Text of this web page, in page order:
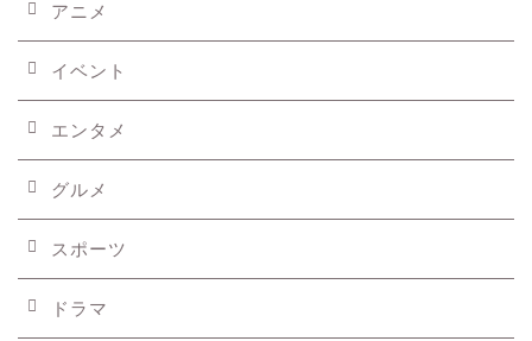
アニメ
イベント
エンタメ
グルメ
スポーツ
ドラマ